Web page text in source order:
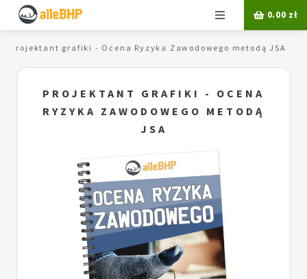
Menu 0.00 zł
Projektant grafiki - Ocena Ryzyka Zawodowego metodą JSA
PROJEKTANT GRAFIKI - OCENA
RYZYKA ZAWODOWEGO METODĄ
JSA